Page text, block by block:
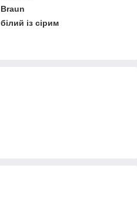
Braun
білий із сірим